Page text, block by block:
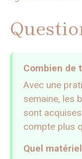
Combien de
Avec une
semaine, les
sont
compte plus
Quel